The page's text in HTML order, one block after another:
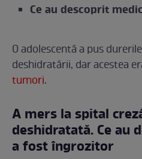
Ce au descoprit
O adolescentă a pus
deshidratării, dar acestea
tumori.
A mers la spital
deshidratată. Ce au
a fost îngrozitor